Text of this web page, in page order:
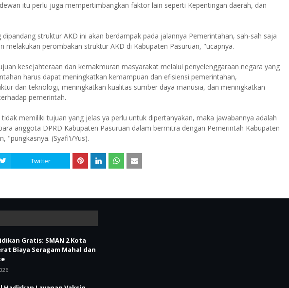
itu perlu juga mempertimbangkan faktor lain seperti Kepentingan daerah, dan
struktur AKD ini akan berdampak pada jalannya Pemerintahan, sah-sah saja
melakukan perombakan struktur AKD di Kabupaten Pasuruan, "ucapnya.
kesejahteraan dan kemakmuran masyarakat melalui penyelenggaraan negara yang
harus dapat meningkatkan kemampuan dan efisiensi pemerintahan,
dan teknologi, meningkatkan kualitas sumber daya manusia, dan meningkatkan
pemerintah.
memiliki tujuan yang jelas ya perlu untuk dipertanyakan, maka jawabannya adalah
anggota DPRD Kabupaten Pasuruan dalam bermitra dengan Pemerintah Kabupaten
"pungkasnya. (Syafi'i/Yus).
Twitter
Gratis: SMAN 2 Kota
Biaya Seragam Mahal dan